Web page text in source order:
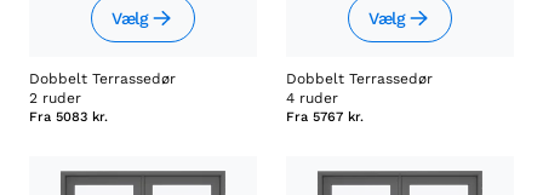
Vælg
Dobbelt Terrassedør
2 ruder
Fra 5083 kr.
Vælg
Dobbelt Terrassedør
4 ruder
Fra 5767 kr.